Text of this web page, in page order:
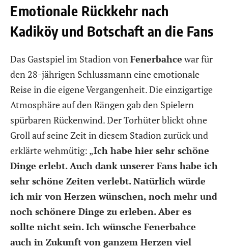
Emotionale Rückkehr nach
Kadiköy und Botschaft an die Fans
Das Gastspiel im Stadion vonFenerbahce war für
den 28-jährigen Schlussmann eine emotionale
Reise in die eigene Vergangenheit. Die einzigartige
Atmosphäre auf den Rängen gab den Spielern
spürbaren Rückenwind. Der Torhüter blickt ohne
Groll auf seine Zeit in diesem Stadion zurück und
erklärte wehmütig: „Ich habe hier sehr schöne
Dinge erlebt. Auch dank unserer Fans habe ich
sehr schöne Zeiten verlebt. Natürlich würde
ich mir von Herzen wünschen, noch mehr und
noch schönere Dinge zu erleben. Aber es
sollte nicht sein. Ich wünsche Fenerbahce
auch in Zukunft von ganzem Herzen viel